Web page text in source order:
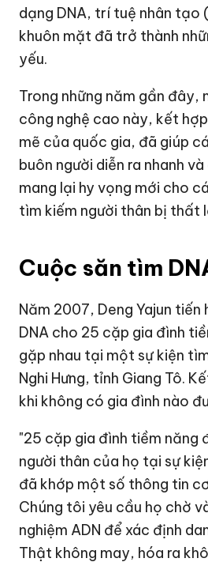
dạng DNA, trí tuệ nhân tạo
khuôn mặt đã trở thành
yếu.
Trong những năm gần đây,
công nghệ cao này, kết
mẽ của quốc gia, đã giúp
buôn người diễn ra nhanh
mang lại hy vọng mới cho
tìm kiếm người thân bị thất
Cuộc săn tìm
Năm 2007, Deng Yajun tiến
DNA cho 25 cặp gia đình
gặp nhau tại một sự kiện
Nghi Hưng, tỉnh Giang Tô.
khi không có gia đình nào
"25 cặp gia đình tiềm năng
người thân của họ tại sự
đã khớp một số thông tin
Chúng tôi yêu cầu họ chờ
nghiệm ADN để xác định
Thật không may, hóa ra